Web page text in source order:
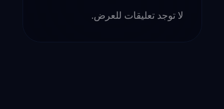
لا توجد تعليقات للعرض.